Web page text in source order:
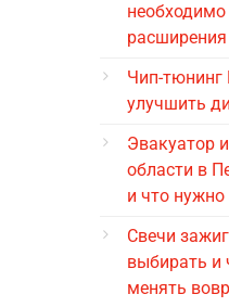
необходимо
расширения
Чип-тюнинг
улучшить
Эвакуатор
области в
и что нужно
Свечи
выбирать и
менять